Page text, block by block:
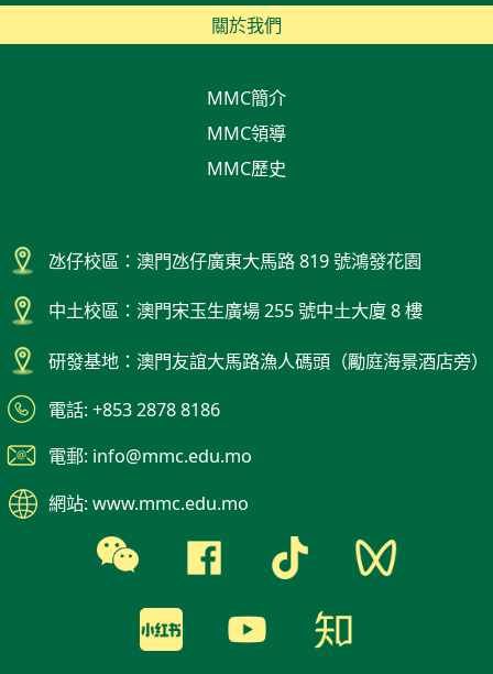
關於我們
MMC簡介
MMC領導
MMC歷史
氹仔校區：澳門氹仔廣東大馬路 819 號鴻發花園
中土校區：澳門宋玉生廣場 255 號中土大廈 8 樓
研發基地：澳門友誼大馬路漁人碼頭（勵庭海景酒店旁）
電話: +853 2878 8186
電郵: info@mmc.edu.mo
網站: www.mmc.edu.mo